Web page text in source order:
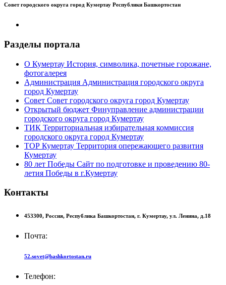
Совет городского округа город Кумертау Республики Башкортостан
Разделы портала
О Кумертау История, символика, почетные горожане,
фотогалерея
Администрация Администрация городского округа
город Кумертау
Совет Совет городского округа город Кумертау
Открытый бюджет Финуправление администрации
городского округа город Кумертау
ТИК Территориальная избирательная коммиссия
городского округа город Кумертау
ТОР Кумертау Территория опережающего развития
Кумертау
80 лет Победы Сайт по подготовке и проведению 80-
летия Победы в г.Кумертау
Контакты
453300, Россия, Республика Башкортостан, г. Кумертау, ул. Ленина, д.18
Почта:
52.sovet@bashkortostan.ru
Телефон: